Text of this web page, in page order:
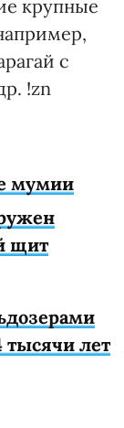
крупные
с
!zn
мумии
щит
тысячи лет